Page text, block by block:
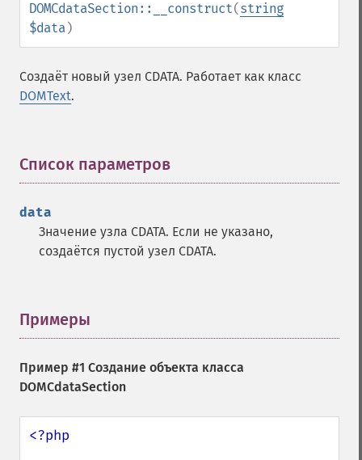
DOMCdataSection::__construct(string
$data)
Создаёт новый узел CDATA. Работает как класс
DOMText.
Список параметров
data
Значение узла CDATA. Если не указано,
создаётся пустой узел CDATA.
Примеры
Пример #1 Создание объекта класса
DOMCdataSection
<?php